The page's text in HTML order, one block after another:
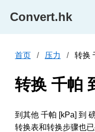
Convert.hk
首页 压力 转换
转换 千帕
到其他 千帕 [kPa] 到
转换表和转换步骤也